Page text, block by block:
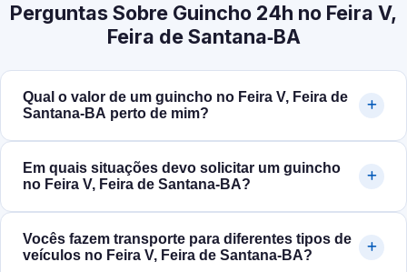
Perguntas Sobre Guincho 24h no Feira V,
Feira de Santana‑BA
Qual o valor de um guincho no Feira V, Feira de
Santana‑BA perto de mim?
Em quais situações devo solicitar um guincho
no Feira V, Feira de Santana‑BA?
Vocês fazem transporte para diferentes tipos de
veículos no Feira V, Feira de Santana‑BA?